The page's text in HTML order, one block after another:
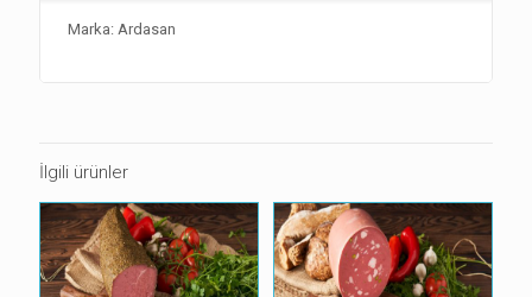
Marka: Ardasan
İlgili ürünler